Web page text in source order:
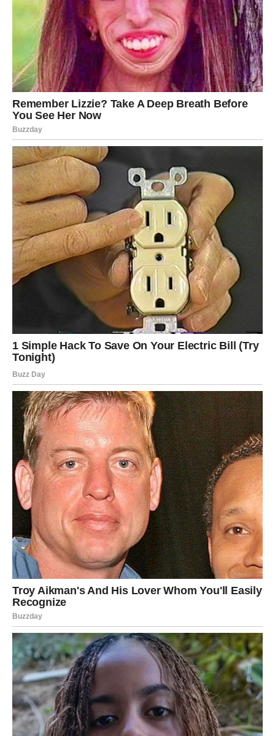
U vezama dolazi do otkrivanja istine – ali ne nužno lake.
Može biti ljubavi, ali i ljubomore, sumnji ili skrivenih
osećanja.
Ako postoji nešto što je bilo tajno – danas izlazi na videlo.
Slobodne Škorpije mogu doživeti fatalan susret koji
menja sve.
Ovo je dan kada ljubav postaje opsesija – ali i
transformacija.
Strelac
Strelčevi danas osećaju potrebu za istinom i slobodom.
Ne želite više da budete u odnosima koji vas sputavaju.
U vezi dolazi do razgovora koji može promeniti sve. Ako
nema iskrenosti – vi odlazite.
Ali ako postoji prava emocija – odnos se podiže na viši
Slobodni Strelčevi mogu upoznati nekoga ko im potpuno
menja pogled na ljubav.
Danas birate autentičnost – bez kompromisa.
Jarac
Jarčevi danas skidaju emotivne barijere. Vi ste poznati po
kontroli, ali danas kontrola popušta.
U vezama dolazi do priznanja koje može iznenaditi i vas i
partnera. Pokazujete emocije koje ste dugo skrivali.